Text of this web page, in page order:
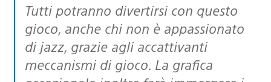
Tutti potranno divertirsi con questo
gioco, anche chi non è appassionato
di jazz, grazie agli accattivanti
meccanismi di gioco. La grafica